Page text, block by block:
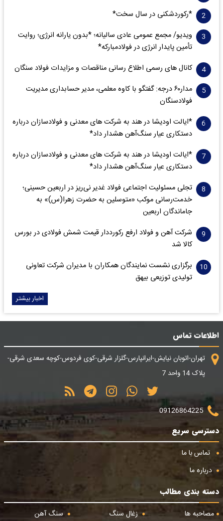
*رکوردشکنی در سال سخت*
ویدیو/ مجمع عمومی عادی سالیانه؛ *بدون یارانه انرژی؛ روایت
تأمین پایدار انرژی در فولادمبارکه*
کانال های رسمی اطلاع رسانی مناقصات و مزایدات فولاد سنگان
مدار‌۶٠ درجه: گفتگو با کاوه معلمی، مدیر حسابداری مدیریت
فولادسنگان
*ایالت اودیشا در هند به شرکت های معدنی و فولادسازان درباره
دستکاری عیار سنگ‌آهن هشدار داد*
*ایالت اودیشا در هند به شرکت های معدنی و فولادسازان درباره
دستکاری عیار سنگ‌آهن هشدار داد*
تجلی مسئولیت اجتماعی فولاد غدیر نی‌ریز در اربعین حسینی؛
خدمت‌رسانی موکب «متوسلین به حضرت زهرا(س)» به
جاماندگان اربعین
شرکت آهن و فولاد ارفع رکورددار قیمت شمش فولادی در بورس
کالا شد
برگزاری نشست نمایندگان همکاران با مدیران شرکت تعاونی
تولیدی توزیعی بیهق
اخبار بیشتر
اطلاعات تماس
تهران-اتوبان نیایش-ایرانپارس-گلزار شرقی-کوی فردوس-کوچه سعدی شرقی-
پلاک 14 واحد 7
09126864225
دسترسی سریع
تماس با ما
درباره ما
دسته بندی مطالب
مصاحبه ها
زغال سنگ سنگ آهن